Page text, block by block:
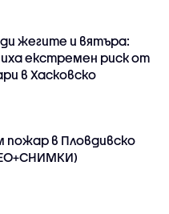
жегите и вятъра:
екстремен риск от
в Хасковско
пожар в Пловдивско